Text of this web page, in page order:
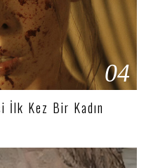
04
İlk Kez Bir Kadın